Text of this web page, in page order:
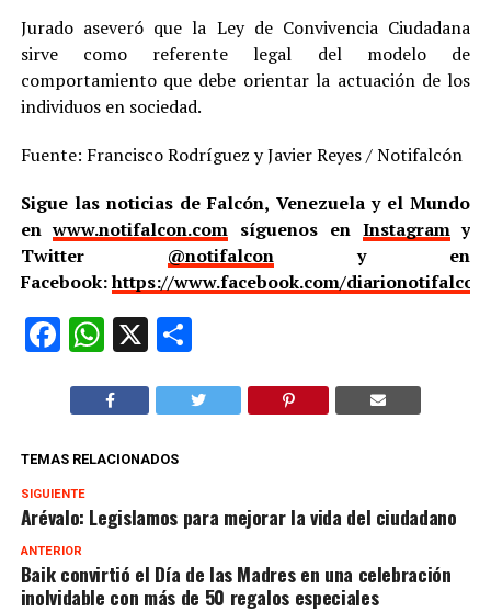
Jurado aseveró que la Ley de Convivencia Ciudadana
sirve como referente legal del modelo de
comportamiento que debe orientar la actuación de los
individuos en sociedad.
Fuente: Francisco Rodríguez y Javier Reyes / Notifalcón
Sigue las noticias de Falcón, Venezuela y el Mundo
enwww.notifalcon.com síguenos en Instagramy
Twitter @notifalcony en
Facebook:https://www.facebook.com/
Facebook
WhatsApp
X Compartir
TEMAS RELACIONADOS
SIGUIENTE
Arévalo: Legislamos para mejorar la vida del ciudadano
ANTERIOR
Baik convirtió el Día de las Madres en una celebración
inolvidable con más de 50 regalos especiales